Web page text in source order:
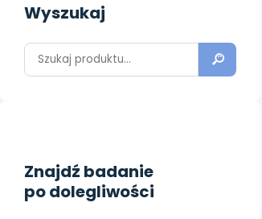
Wyszukaj
Znajdź badanie
po dolegliwości